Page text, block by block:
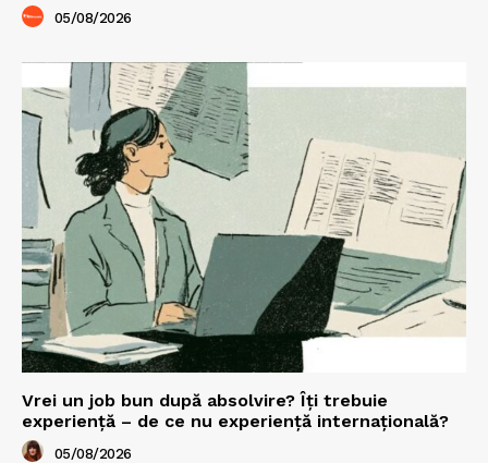
05/08/2026
Vrei un job bun după absolvire? Îți trebuie
experiență – de ce nu experiență internațională?
05/08/2026